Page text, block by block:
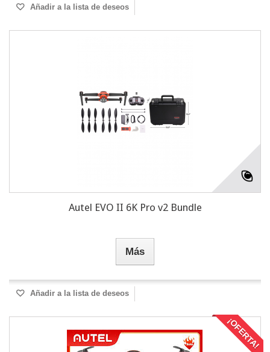
Añadir a la lista de deseos
Autel EVO II 6K Pro v2 Bundle
Más
Añadir a la lista de deseos
¡OFERTA!